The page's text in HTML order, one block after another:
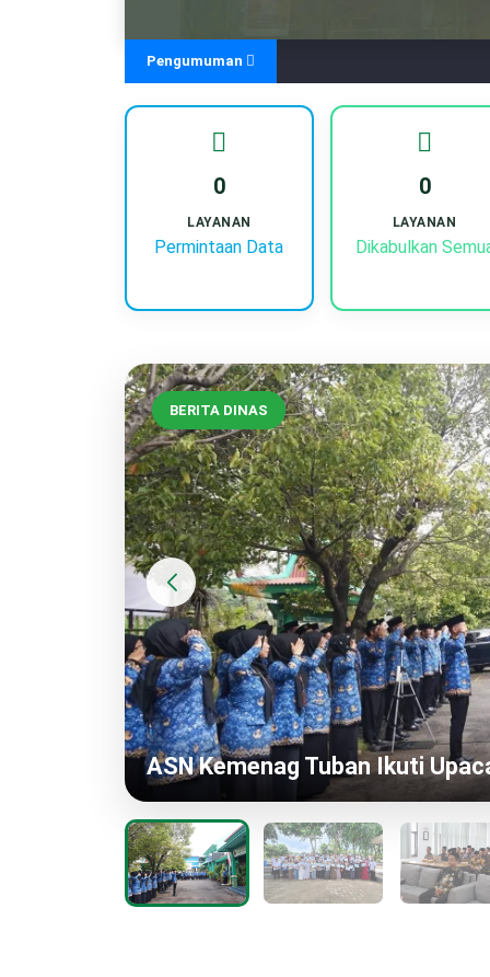
Pengumuman
0
LAYANAN
Permintaan Data
0
LAYANAN
Dikabulkan
BERITA DINAS
KUA Semanding Gelar Binwin
dan Inovatif, Pertama di Jawa